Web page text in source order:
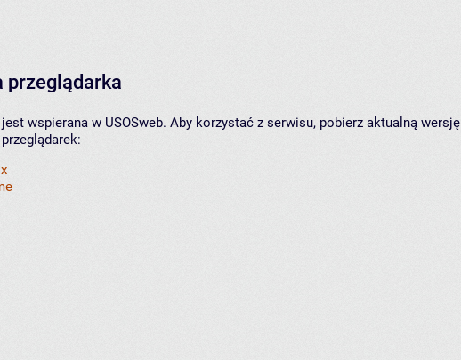
przeglądarka
wspierana w USOSweb. Aby korzystać z serwisu, pobierz aktualną wersję